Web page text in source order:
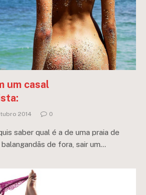
um casal
2014 0
saber qual é a de uma praia de
de fora, sair um…